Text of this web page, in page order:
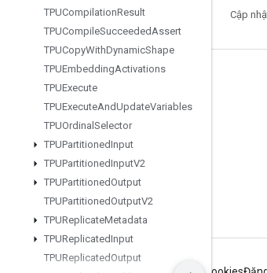
TPUCompilationResult
TPUCompileSucceededAssert
TPUCopyWithDynamicShape
TPUEmbeddingActivations
TPUExecute
TPUExecuteAndUpdateVariables
TPUOrdinal Selector
TPUPartitionedInput
TPUPartitionedInputV2
TPUPartitionedOutput
TPUPartitionedOutputV2
TPUReplicateMetadata
TPUReplicatedInput
TPUReplicatedOutput
Cập
Diễn đàn
Twitter
YouTube